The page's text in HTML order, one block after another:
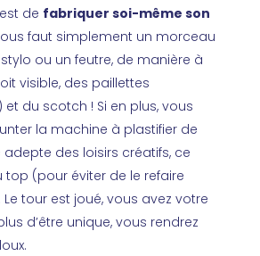
de fabriquer soi-même son
faut simplement un morceau
ou un feutre, de manière à
visible, des paillettes
du scotch ! Si en plus, vous
la machine à plastifier de
des loisirs créatifs, ce
top (pour éviter de le refaire
tour est joué, vous avez votre
d’être unique, vous rendrez